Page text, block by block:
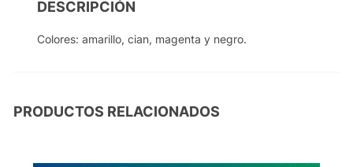
DESCRIPCIÓN
Colores: amarillo, cian, magenta y negro.
PRODUCTOS RELACIONADOS